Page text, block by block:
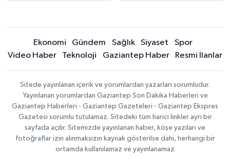
Ekonomi Gündem Sağlık Siyaset
Spor
Video Haber
Teknoloji Gaziantep Haber Resmi İlanlar
Sitede yayınlanan içerik ve yorumlardan yazarları sorumludur.
Yayınlanan yorumlardan Gaziantep Son Dakika Haberleri ve
Gaziantep Haberleri - Gaziantep Gazeteleri - Gaziantep Ekspres
Gazetesi sorumlu tutulamaz. Sitedeki tüm harici linkler ayrı bir
sayfada açılır. Sitemizde yayınlanan haber, köşe yazıları ve
fotoğraflar izin alınmaksızın kaynak gösterilse dahi, herhangi bir
ortamda kullanılamaz ve yayınlanamaz